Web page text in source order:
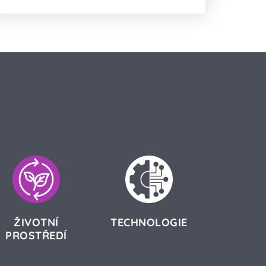
ŽIVOTNÍ
PROSTŘEDÍ
TECHNOLOGIE